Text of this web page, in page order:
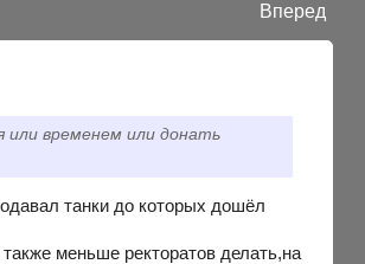
Вперед
или временем или донать
танки до которых дошёл
меньше ректоратов делать,на